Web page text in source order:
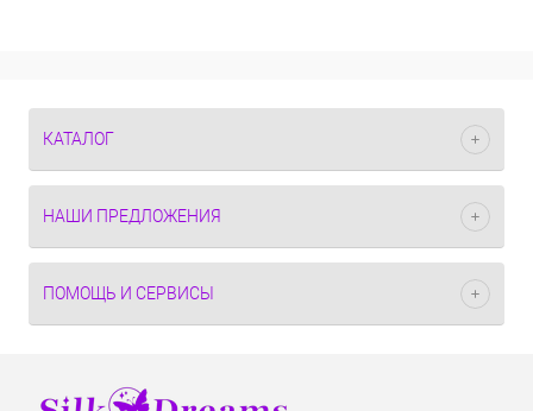
КАТАЛОГ
НАШИ ПРЕДЛОЖЕНИЯ
ПОМОЩЬ И СЕРВИСЫ